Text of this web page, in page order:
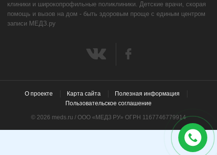
клиники и широкопрофильные поликлиники. Детские врачи, скорая
помощь и вызов на дом - быть здоровым проще с единым центром
записи МЕДЗ.ру
О проекте Карта сайта
Полезная информация
Пользовательское соглашение
© 2026 meds.ru / ООО «МЕДЗ РУ» ОГРН 1167746779914